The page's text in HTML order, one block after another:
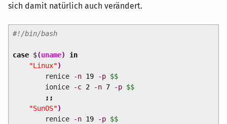
sich damit natürlich auch verändert.
#!/bin/bash
case$(uname)
in
"Linux")
renice
-n 19 -p $$
ionice
-c 2 -n 7 -p $$
;;
"SunOS")
renice
-n 19 -p $$